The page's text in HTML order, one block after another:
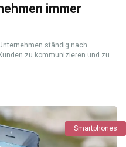
immer
ständig nach
zu kommunizieren und zu ...
Smartphones